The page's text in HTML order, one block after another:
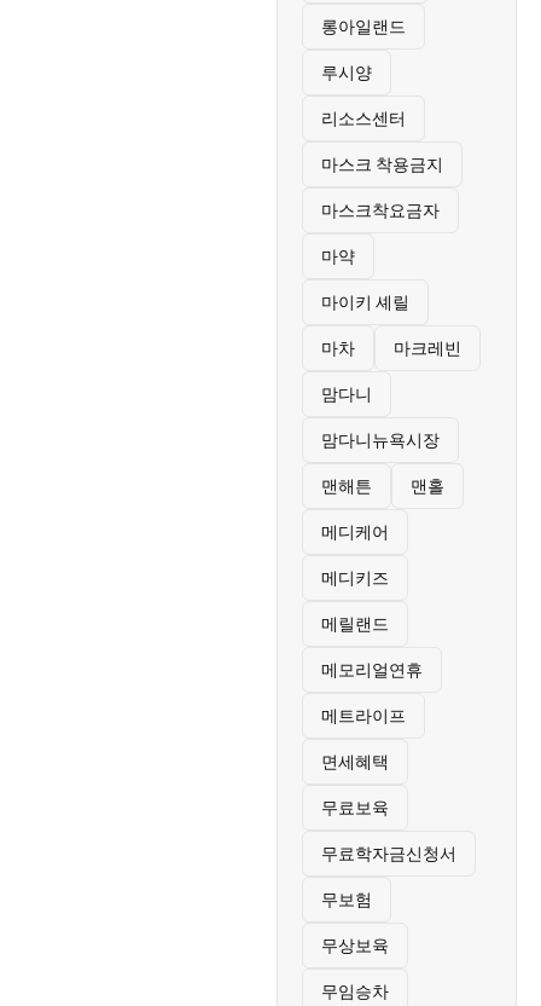
롱아일랜드
루시양
리소스센터
마스크 착용금지
마스크착요금자
마약
마이키 셰릴
마차 마크레빈
맘다니
맘다니뉴욕시장
맨해튼 맨홀
메디케어
메디키즈
메릴랜드
메모리얼연휴
메트라이프
면세혜택
무료보육
무료학자금신청서
무보험
무상보육
무임승차